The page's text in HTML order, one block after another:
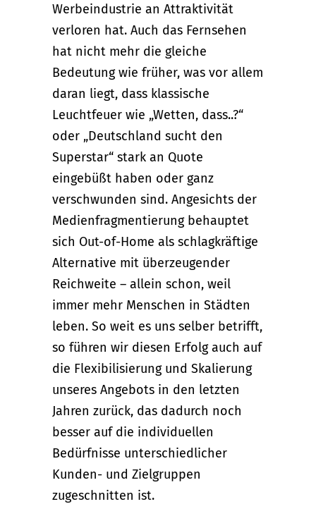
Werbeindustrie an Attraktivität
verloren hat. Auch das Fernsehen
hat nicht mehr die gleiche
Bedeutung wie früher, was vor allem
daran liegt, dass klassische
Leuchtfeuer wie „Wetten, dass..?“
oder „Deutschland sucht den
Superstar“ stark an Quote
eingebüßt haben oder ganz
verschwunden sind. Angesichts der
Medienfragmentierung behauptet
sich Out-of-Home als schlagkräftige
Alternative mit überzeugender
Reichweite – allein schon, weil
immer mehr Menschen in Städten
leben. So weit es uns selber betrifft,
so führen wir diesen Erfolg auch auf
die Flexibilisierung und Skalierung
unseres Angebots in den letzten
Jahren zurück, das dadurch noch
besser auf die individuellen
Bedürfnisse unterschiedlicher
Kunden- und Zielgruppen
zugeschnitten ist.